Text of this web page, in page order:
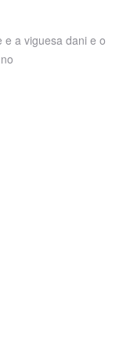
e a viguesa dani e o